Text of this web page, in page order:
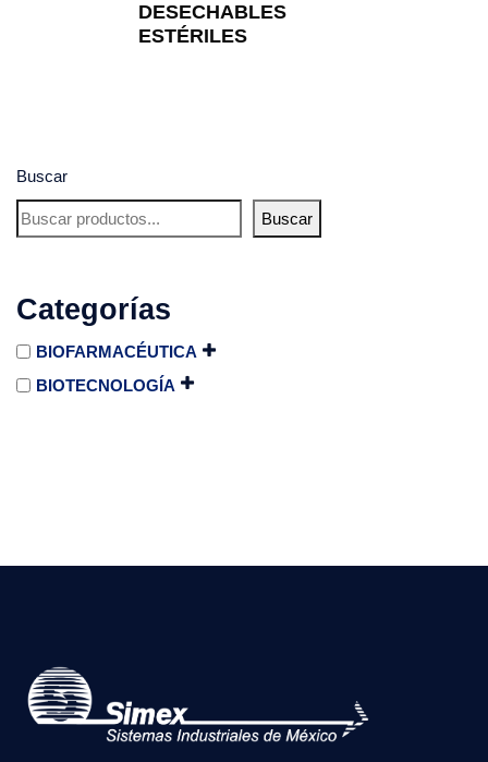
Buscar
Buscar
Categorías
BIOFARMACÉUTICA
BIOTECNOLOGÍA
DESECHABLES
ESTÉRILES